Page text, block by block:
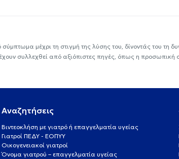
μέχρι τη στιγμή της λύσης του, δίνοντάς του τη
συλλεχθεί από αξιόπιστες πηγές, όπως η προσωπική
Αναζητήσεις
Βιντεοκλήση με γιατρό ή επαγγελματία υγείας
Γιατροί ΠΕΔΥ - ΕΟΠΥΥ
Οικογενειακοί γιατροί
Όνομα γιατρού – επαγγελματία υγείας